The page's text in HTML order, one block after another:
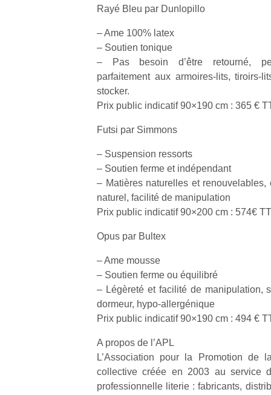
Rayé Bleu par Dunlopillo
– Ame 100% latex
– Soutien tonique
– Pas besoin d’être retourné,
parfaitement aux armoires-lits, tiroirs-
stocker.
Prix public indicatif 90×190 cm : 365 €
Futsi par Simmons
– Suspension ressorts
– Soutien ferme et indépendant
– Matières naturelles et renouvelables,
naturel, facilité de manipulation
Prix public indicatif 90×200 cm : 574€
Opus par Bultex
– Ame mousse
– Soutien ferme ou équilibré
– Légèreté et facilité de manipulation,
dormeur, hypo-allergénique
Prix public indicatif 90×190 cm : 494 €
A propos de l’APL
L’Association pour la Promotion de
collective créée en 2003 au service
professionnelle literie : fabricants,
toujours
Conjuguer
divertissement,
activité
physique
apprentissage…